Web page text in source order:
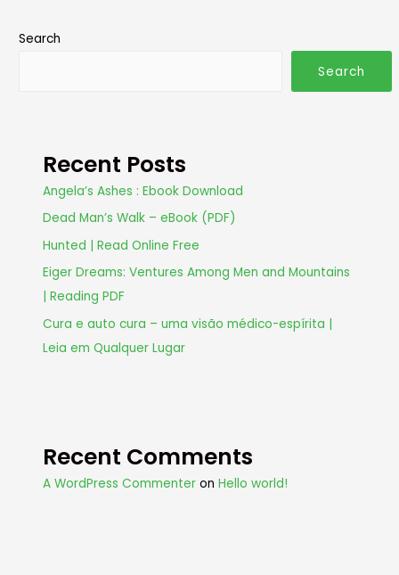
Search
Search
Recent Posts
Angela’s Ashes : Ebook Download
Dead Man’s Walk – eBook (PDF)
Hunted | Read Online Free
Eiger Dreams: Ventures Among Men and Mountains
| Reading PDF
Cura e auto cura – uma visão médico-espírita |
Leia em Qualquer Lugar
Recent Comments
A WordPress Commenter onHello world!